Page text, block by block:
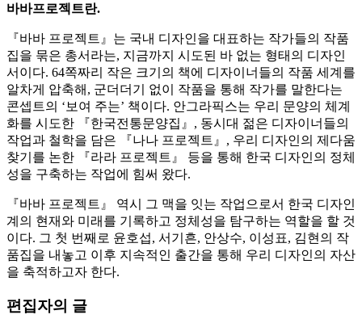
바바프로젝트란.
『바바 프로젝트』는 국내 디자인을 대표하는 작가들의 작품
집을 묶은 총서라는, 지금까지 시도된 바 없는 형태의 디자인
서이다. 64쪽짜리 작은 크기의 책에 디자이너들의 작품 세계를
알차게 압축해, 군더더기 없이 작품을 통해 작가를 말한다는
콘셉트의 ‘보여 주는’ 책이다. 안그라픽스는 우리 문양의 체계
화를 시도한 『한국전통문양집』, 동시대 젊은 디자이너들의
작업과 철학을 담은 『나나 프로젝트』, 우리 디자인의 제다움
찾기를 논한 『라라 프로젝트』 등을 통해 한국 디자인의 정체
성을 구축하는 작업에 힘써 왔다.
『바바 프로젝트』 역시 그 맥을 잇는 작업으로서 한국 디자인
계의 현재와 미래를 기록하고 정체성을 탐구하는 역할을 할 것
이다. 그 첫 번째로 윤호섭, 서기흔, 안상수, 이성표, 김현의 작
품집을 내놓고 이후 지속적인 출간을 통해 우리 디자인의 자산
을 축적하고자 한다.
편집자의 글